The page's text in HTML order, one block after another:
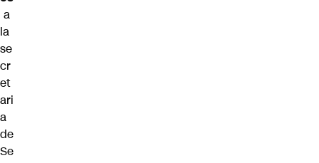
a
la
se
cr
et
ari
a
de
Se